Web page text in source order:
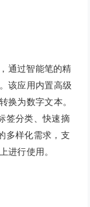
通过智能笔的精
该应用内置高级
换为数字文本。
签分类、快速摘
多样化需求，支
进行使用。